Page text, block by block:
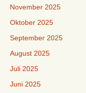
November 2025
Oktober 2025
September 2025
August 2025
Juli 2025
Juni 2025